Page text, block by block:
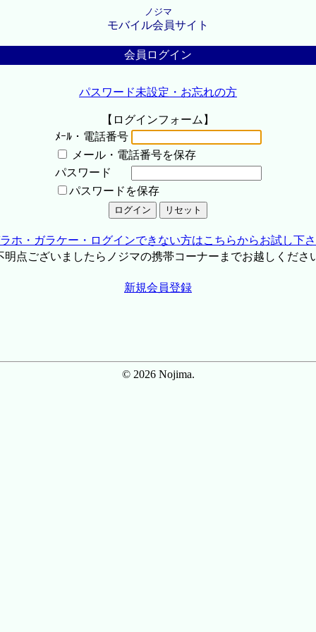
ノジマ
モバイル会員サイト
会員ログイン
パスワード未設定・お忘れの方
【ログインフォーム】
ﾒｰﾙ・電話番号
メール・電話番号を保存
パスワード
パスワードを保存
ホ・ガラケー・ログインできない方はこちらからお試し下
点ございましたらノジマの携帯コーナーまでお越しくださ
新規会員登録
© 2026 Nojima.